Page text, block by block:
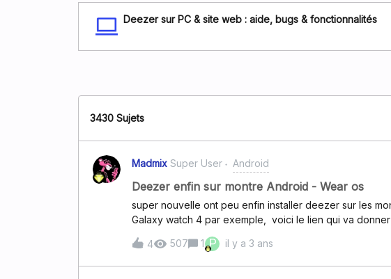
Deezer sur PC & site web : aide, bugs & fonctionnalités
3430 Sujets
Madmix Super User Android
Deezer enfin sur montre Android - Wear os
super nouvelle ont peu enfin installer deezer sur les
Galaxy watch 4 par exemple, voici le lien qui va
Deezer. https://support.deezer.com/hc/fr/articles/
suis très content et je viens d'installer deezer et je vais
téléchargements. Génial Amicalement Madmix super
4 507 1 P il y a 3 ans